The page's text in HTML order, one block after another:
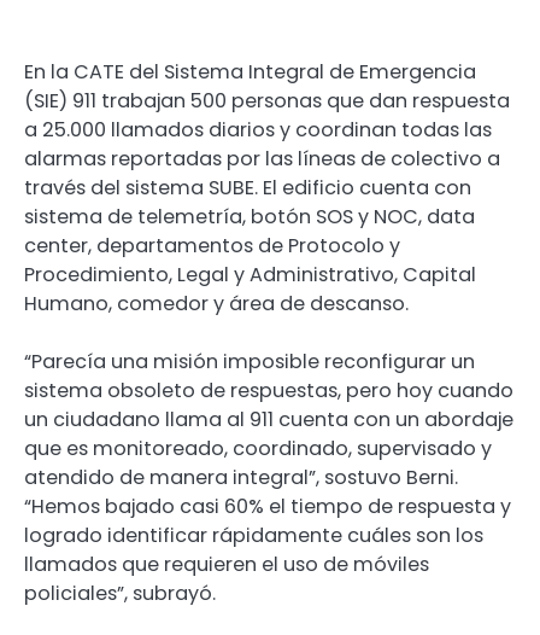
En la CATE del Sistema Integral de Emergencia
(SIE) 911 trabajan 500 personas que dan respuesta
a 25.000 llamados diarios y coordinan todas las
alarmas reportadas por las líneas de colectivo a
través del sistema SUBE. El edificio cuenta con
sistema de telemetría, botón SOS y NOC, data
center, departamentos de Protocolo y
Procedimiento, Legal y Administrativo, Capital
Humano, comedor y área de descanso.
“Parecía una misión imposible reconfigurar un
sistema obsoleto de respuestas, pero hoy cuando
un ciudadano llama al 911 cuenta con un abordaje
que es monitoreado, coordinado, supervisado y
atendido de manera integral”, sostuvo Berni.
“Hemos bajado casi 60% el tiempo de respuesta y
logrado identificar rápidamente cuáles son los
llamados que requieren el uso de móviles
policiales”, subrayó.